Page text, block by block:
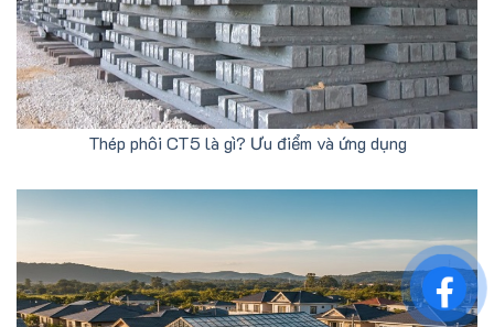
Thép phôi CT5 là gì? Ưu điểm và ứng dụng